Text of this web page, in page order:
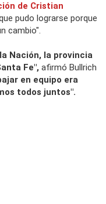
de Cristian
pudo lograrse porque
cambio".
Nación, la provincia
Fe", afirmó Bullrich
en equipo era
todos juntos".